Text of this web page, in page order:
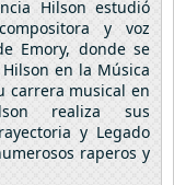
Hilson estudió
y voz
Emory, donde se
en la Música
carrera musical en
realiza sus
y Legado
raperos y